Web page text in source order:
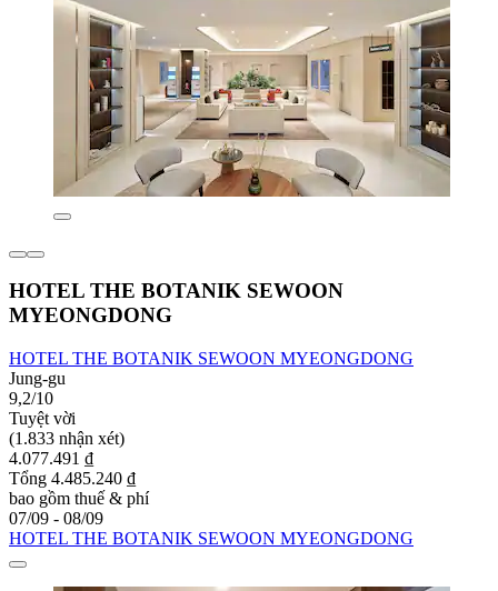
HOTEL THE BOTANIK SEWOON
MYEONGDONG
HOTEL THE BOTANIK SEWOON MYEONGDONG
Jung-gu
9,2/10
Tuyệt vời
(1.833 nhận xét)
4.077.491 ₫
Tổng 4.485.240 ₫
bao gồm thuế & phí
07/09 - 08/09
HOTEL THE BOTANIK SEWOON MYEONGDONG